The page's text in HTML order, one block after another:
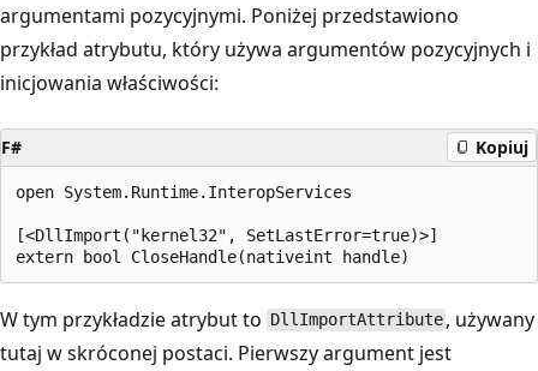
argumentami pozycyjnymi. Poniżej przedstawiono
przykład atrybutu, który używa argumentów pozycyjnych i
inicjowania właściwości:
F# Kopiuj
open System.Runtime.InteropServices
[<DllImport("kernel32", SetLastError=true)>]
W tym przykładzie atrybut to DllImportAttribute , używany
tutaj w skróconej postaci. Pierwszy argument jest